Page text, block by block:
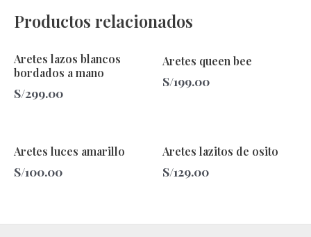
Productos relacionados
Aretes lazos blancos
bordados a mano
S/299.00
Aretes queen bee
S/199.00
Aretes luces amarillo
S/100.00
Aretes lazitos de osito
S/129.00